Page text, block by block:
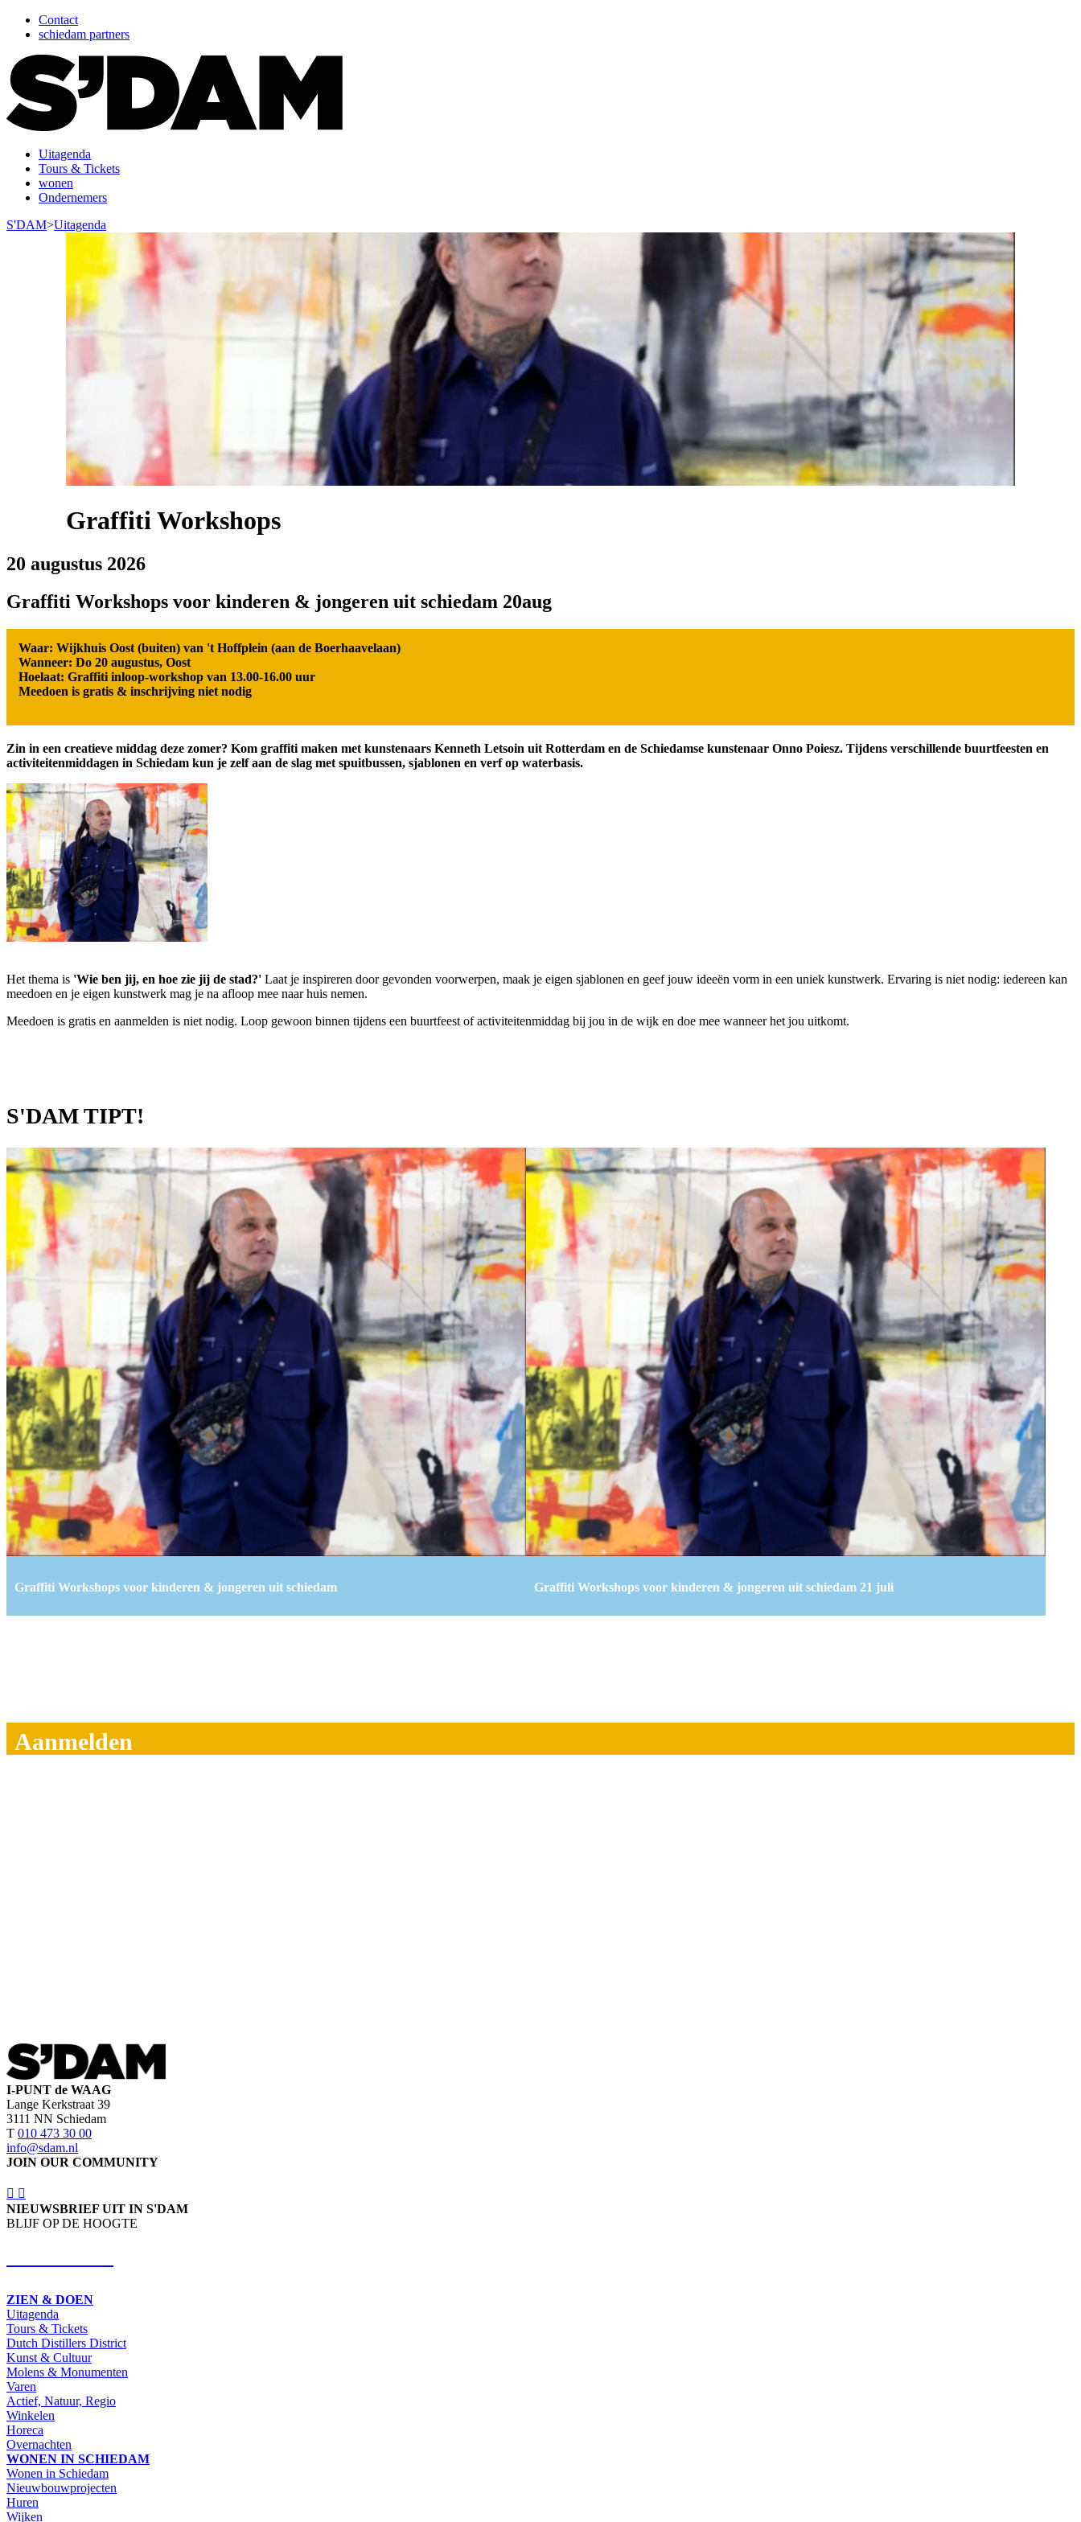
Contact
schiedam partners
Uitagenda
Tours & Tickets
wonen
Ondernemers
S'DAM>Uitagenda
Graffiti Workshops
20 augustus 2026
Graffiti Workshops voor kinderen & jongeren uit schiedam 20aug
Waar: Wijkhuis Oost (buiten) van 't Hoffplein (aan de Boerhaavelaan)
Wanneer: Do 20 augustus, Oost
Hoelaat: Graffiti inloop-workshop van 13.00-16.00 uur
Meedoen is gratis & inschrijving niet nodig
Zin in een creatieve middag deze zomer? Kom graffiti maken met kunstenaars Kenneth Letsoin uit Rotterdam en de Schiedamse kunstenaar Onno Poiesz. Tijdens verschillende buurtfeesten en
activiteitenmiddagen in Schiedam kun je zelf aan de slag met spuitbussen, sjablonen en verf op waterbasis.
Het thema is 'Wie ben jij, en hoe zie jij de stad?' Laat je inspireren door gevonden voorwerpen, maak je eigen sjablonen en geef jouw ideeën vorm in een uniek kunstwerk. Ervaring is niet nodig: iedereen kan
meedoen en je eigen kunstwerk mag je na afloop mee naar huis nemen.
Meedoen is gratis en aanmelden is niet nodig. Loop gewoon binnen tijdens een buurtfeest of activiteitenmiddag bij jou in de wijk en doe mee wanneer het jou uitkomt.
S'DAM TIPT!
Graffiti Workshops voor kinderen & jongeren uit schiedam Graffiti Workshops voor kinderen & jongeren uit schiedam 21 juli
Aanmelden
I-PUNT de WAAG
Lange Kerkstraat 39
3111 NN Schiedam
T 010 473 30 00
info@sdam.nl
JOIN OUR COMMUNITY
NIEUWSBRIEF UIT IN S'DAM
BLIJF OP DE HOOGTE
ZIEN & DOEN
Uitagenda
Tours & Tickets
Dutch Distillers District
Kunst & Cultuur
Molens & Monumenten
Varen
Actief, Natuur, Regio
Winkelen
Horeca
Overnachten
WONEN IN SCHIEDAM
Wonen in Schiedam
Nieuwbouwprojecten
Huren
Wijken